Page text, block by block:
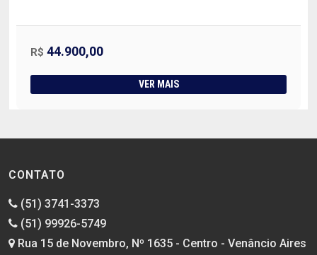
R$ 44.900,00
VER MAIS
CONTATO
(51) 3741-3373
(51) 99926-5749
Rua 15 de Novembro, Nº 1635 - Centro - Venâncio Aires